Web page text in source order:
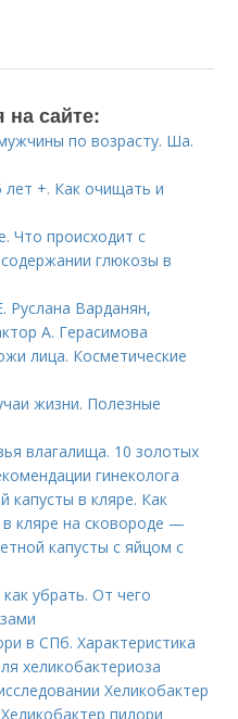
сайте:
по возрасту. Ша.
+. Как очищать и
Что происходит с
глюкозы в
Руслана Варданян,
А. Герасимова
лица. Косметические
жизни. Полезные
влагалища. 10 золотых
гинеколога
капусты в кляре. Как
в кляре на сковороде —
капусты с яйцом с
убрать. От чего
в СПб. Характеристика
хеликобактериоза
Хеликобактер
пилори